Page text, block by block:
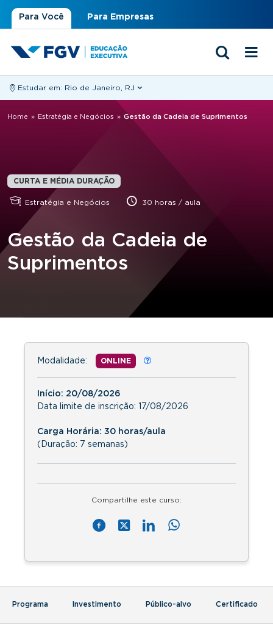
Para Você Para Empresas
Estudar em: Rio de Janeiro, RJ
Você está aqui
Home » Estratégia e Negócios » Gestão da Cadeia de Suprimentos
CURTA E MÉDIA DURAÇÃO
Estratégia e Negócios 30 horas / aula
Gestão da Cadeia de
Suprimentos
Modalidade: ONLINE
Início: 20/08/2026
Data limite de inscrição: 17/08/2026
Carga Horária: 30 horas/aula
(Duração: 7 semanas)
Compartilhe este curso:
Programa Investimento Público-alvo Certificado